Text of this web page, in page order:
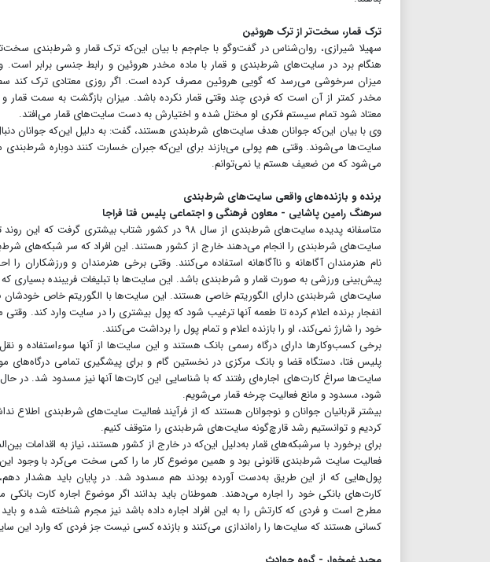
ترک قمار، سخت‌تر از ترک هروئین
سهیلا شیرازی، روان‌شناس در گفت‌وگو با جام‌جم با بیان این‌که ترک قمار و شرط‌بندی
هنگام برد در سایت‌های شرط‌بندی و قمار با ماده مخدر هروئین و رابط جنسی برابر
میزان سرخوشی می‌رسد که گویی هروئین مصرف کرده است. اگر روزی معتادی ترک کند
مخدر کمتر از آن است که فردی چند وقتی قمار نکرده باشد. میزان بازگشت به سمت قمار
معتاد شود تمام سیستم فکری او مختل شده و اختیارش به دست سایت‌های قمار می‌افتد.
وی با بیان این‌که جوانان هدف سایت‌های شرط‌بندی هستند، گفت: به دلیل این‌که جوانان
سایت‌ها می‌شوند. وقتی هم پولی می‌بازند برای این‌که جبران خسارت کنند دوباره
می‌شود که من ضعیف هستم یا نمی‌توانم.
برنده و بازنده‌های واقعی سایت‌های شرط‌بندی
سرهنگ رامین پاشایی - معاون فرهنگی و اجتماعی پلیس فتا فراجا
سایت‌های شرط‌بندی را انجام می‌دهند خارج از کشور هستند. این افراد که سر شبکه‌های
نام هنرمندان آگاهانه و ناآگاهانه استفاده می‌کنند. وقتی برخی هنرمندان و ورزشکاران
پیش‌بینی ورزشی به صورت قمار و شرط‌بندی باشد. این سایت‌ها با تبلیغات فریبنده بسیاری که
سایت‌های شرط‌بندی دارای الگوریتم خاصی هستند. این سایت‌ها با الگوریتم خاص خودشان
انفجار برنده اعلام کرده تا طعمه آنها ترغیب شود که پول بیشتری را در سایت وارد کند.
خود را شارژ نمی‌کند، او را بازنده اعلام و تمام پول را برداشت می‌کنند.
برخی کسب‌وکارها دارای درگاه رسمی بانک هستند و این سایت‌ها از آنها سوءاستفاده و
پلیس فتا، دستگاه قضا و بانک مرکزی در نخستین گام و برای پیشگیری تمامی
سایت‌ها سراغ کارت‌های اجاره‌ای رفتند که با شناسایی این کارت‌ها آنها نیز مسدود شد. در
شود، مسدود و مانع فعالیت چرخه قمار می‌شویم.
بیشتر قربانیان جوانان و نوجوانان هستند که از فرآیند فعالیت سایت‌های شرط‌بندی اطلاع
کردیم و توانستیم رشد قارچ‌گونه سایت‌های شرط‌بندی را متوقف کنیم.
برای برخورد با سرشبکه‌های قمار به‌دلیل این‌که در خارج از کشور هستند، نیاز به اقدامات
فعالیت سایت شرط‌بندی قانونی بود و همین موضوع کار ما را کمی سخت می‌کرد با وجود این
پول‌هایی که از این طریق به‌دست آورده بودند هم مسدود شد. در پایان باید هشدار دهم،
کارت‌های بانکی خود را اجاره می‌دهند. هموطنان باید بدانند اگر موضوع اجاره کارت
مطرح است و فردی که کارتش را به این افراد اجاره داده باشد نیز مجرم شناخته شده و
کسانی هستند که سایت‌ها را راه‌اندازی می‌کنند و بازنده کسی نیست جز فردی که وارد این